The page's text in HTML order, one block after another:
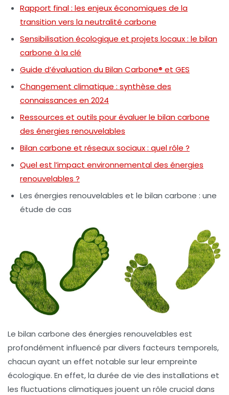
Rapport final : les enjeux économiques de la
transition vers la neutralité carbone
Sensibilisation écologique et projets locaux : le bilan
carbone à la clé
Guide d’évaluation du Bilan Carbone® et GES
Changement climatique : synthèse des
connaissances en 2024
Ressources et outils pour évaluer le bilan carbone
des énergies renouvelables
Bilan carbone et réseaux sociaux : quel rôle ?
Quel est l’impact environnemental des énergies
renouvelables ?
Les énergies renouvelables et le bilan carbone : une
étude de cas
Le bilan carbone des énergies renouvelables est
profondément influencé par divers facteurs temporels,
chacun ayant un effet notable sur leurempreinte
écologique. En effet, la durée de vie des installations et
les fluctuations climatiques jouent un rôle crucial dans